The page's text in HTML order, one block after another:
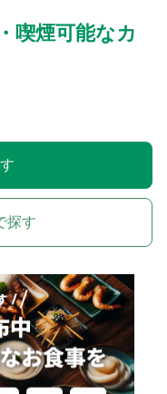
喫煙可能なカ
探す